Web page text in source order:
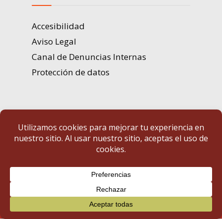
Accesibilidad
Aviso Legal
Canal de Denuncias Internas
Protección de datos
Portal de Transparencia | Diputación de Badajoz